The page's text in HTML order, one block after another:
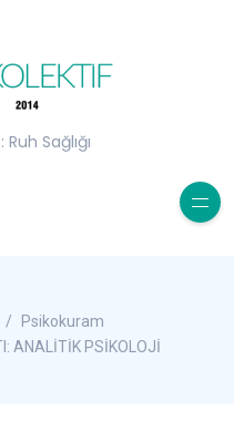
Sağlığı
Psikokuram
ANALİTİK PSİKOLOJİ